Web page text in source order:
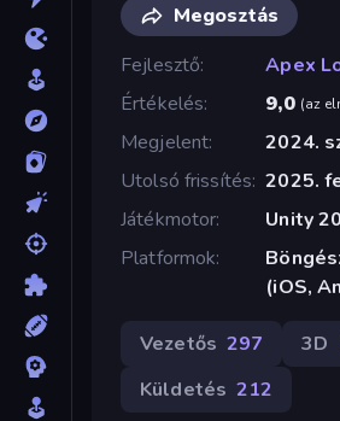
Megosztás
Fejlesztő
Apex
Értékelés
9,0 (az
Megjelent
2024.
Utolsó frissítés 2025.
Játékmotor
Unity
Platformok
(iOS,
Vezetős 297 3D
Küldetés 212